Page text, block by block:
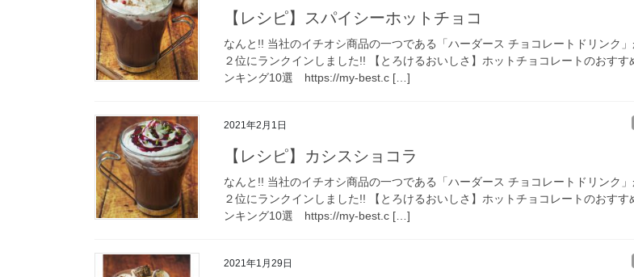
【レシピ】スパイシーホットチョコ
なんと!! 当社のイチオシ商品の一つである「ハーダース チョコレートドリンク
２位にランクインしました!! 【とろけるおいしさ】ホットチョコレートのおすす
ンキング10選 https://my-best.c […]
2021年2月1日
【レシピ】カシスショコラ
なんと!! 当社のイチオシ商品の一つである「ハーダース チョコレートドリンク
２位にランクインしました!! 【とろけるおいしさ】ホットチョコレートのおすす
ンキング10選 https://my-best.c […]
2021年1月29日